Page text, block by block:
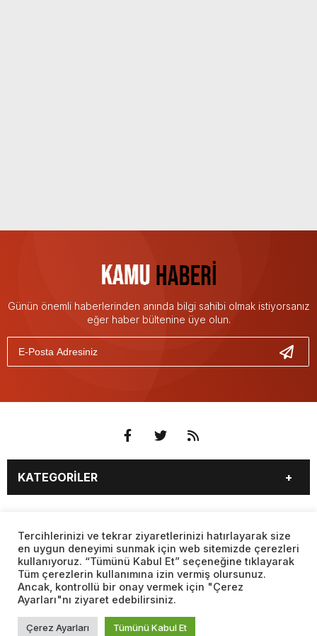
Günün önemli haberlerinden anında bilgi sahibi olmak istiyorsanız
eğer haber bültenine üye olun.
KATEGORİLER
EĞİTİM
SAĞLIK
YAŞAM
SPOR
MAGAZİN
KÜLTÜR SANAT
TEKNOLOJİ
DÜNYA
BİYOGRAFİLER
VIDEO GALERİ
SAYFALAR
BURÇLAR
CANLI BORSA
CANLI SONUÇLAR
CANLI TV
FİKSTÜR
FİRMA EKLE
FİRMA REHBERİ
GAZETE OKU
Web sitemizde yer alan haber içerikleri izin alınmadan,
kaynak gösterilerek dahi iktibas edilemez. Kanuna aykırı ve
izinsiz olarak kopyalanamaz, başka yerde yayınlanamaz.
Tercihlerinizi ve tekrar ziyaretlerinizi hatırlayarak size
en uygun deneyimi sunmak için web sitemizde çerezleri
kullanıyoruz. “Tümünü Kabul Et” seçeneğine tıklayarak
Tüm çerezlerin kullanımına izin vermiş olursunuz.
Ancak, kontrollü bir onay vermek için "Çerez
Ayarları"nı ziyaret edebilirsiniz.
Çerez Ayarları Tümünü Kabul Et